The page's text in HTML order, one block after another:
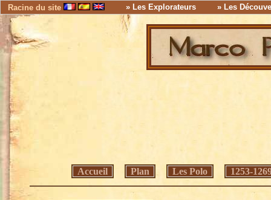
Racine du site » Les Explorateurs » Les
Accueil Plan Les Polo 1253-